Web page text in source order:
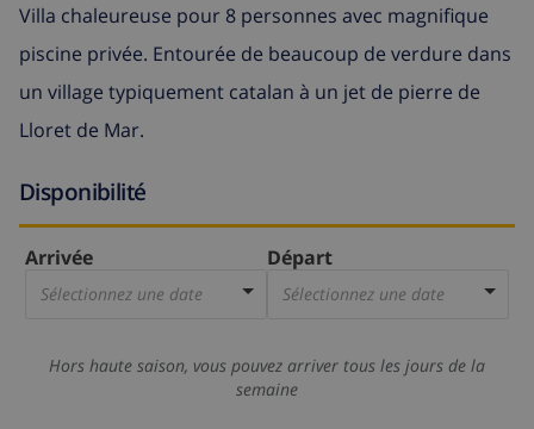
Villa chaleureuse pour 8 personnes avec magnifique
piscine privée. Entourée de beaucoup de verdure dans
un village typiquement catalan à un jet de pierre de
Lloret de Mar.
Disponibilité
Arrivée
Sélectionnez une date
Départ
Sélectionnez une date
Hors haute saison, vous pouvez arriver tous les jours de la
semaine